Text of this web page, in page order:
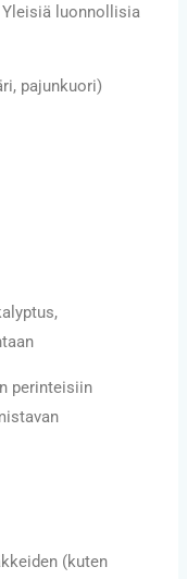
Yleisiä luonnollisia
pajunkuori)
perinteisiin
(kuten